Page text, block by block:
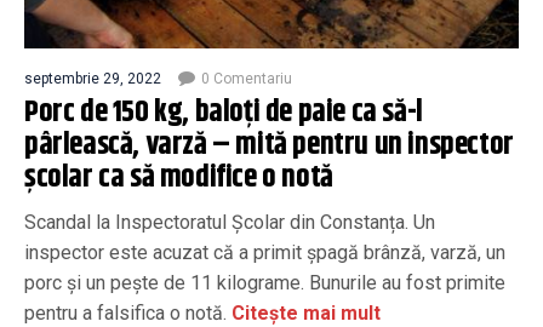
septembrie 29, 2022 0 Comentariu
Porc de 150 kg, baloţi de paie ca să-l
pârlească, varză – mită pentru un inspector
şcolar ca să modifice o notă
Scandal la Inspectoratul Școlar din Constanța. Un
inspector este acuzat că a primit șpagă brânză, varză, un
porc și un pește de 11 kilograme. Bunurile au fost primite
pentru a falsifica o notă. Citește mai mult